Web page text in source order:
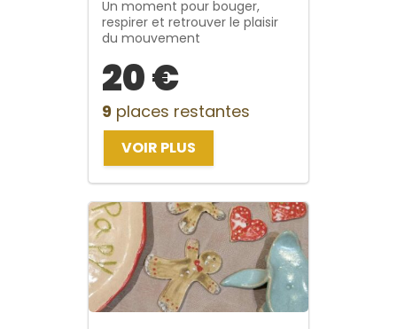
Un moment pour bouger,
respirer et retrouver le plaisir
du mouvement
20 €
9 places restantes
VOIR PLUS